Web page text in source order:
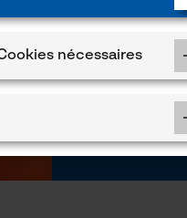
*
nécessaires